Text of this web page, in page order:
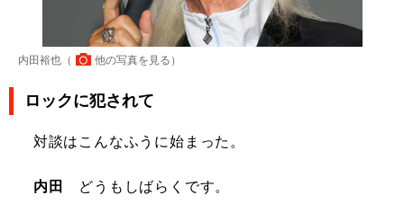
内田裕也（ 他の写真を見る ）
ロックに犯されて
対談はこんなふうに始まった。
内田 どうもしばらくです。